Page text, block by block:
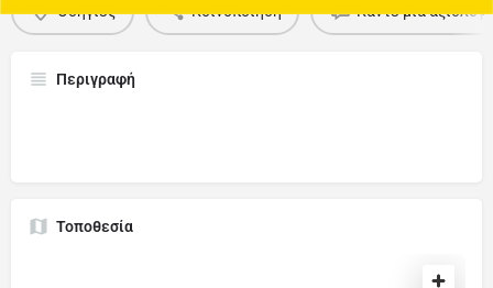
Οδηγίες Κοινοποίηση Κάντε μία
Περιγραφή
Τοποθεσία